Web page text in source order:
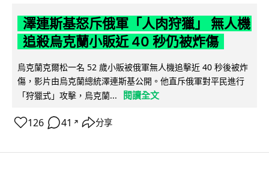
澤連斯基怒斥俄軍「人肉狩獵」 無人機
追殺烏克蘭小販近 40 秒仍被炸傷
烏克蘭克爾松一名 52 歲小販被俄軍無人機追擊近 40 秒後被炸
傷，影片由烏克蘭總統澤連斯基公開。他直斥俄軍對平民進行
「狩獵式」攻擊，烏克蘭...
閱讀全文
126 41 ↗ 分享